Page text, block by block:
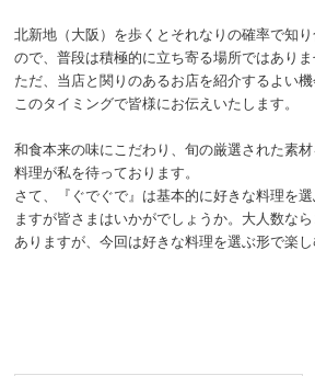
北新地（大阪）を歩くとそれなりの確率で知
ので、普段は積極的に立ち寄る場所ではありま
ただ、当店と関りのあるお店を紹介するよい機
このタイミングで皆様にお伝えいたします。
和食本来の味にこだわり、旬の厳選された素
料理が私を待っております。
さて、『ぐでぐで』は基本的に好きな料理を
ますが皆さまはいかがでしょうか。大人数な
ありますが、今回は好きな料理を選ぶ形で楽し